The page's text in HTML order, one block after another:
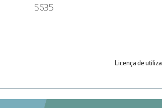
5635
Licença de